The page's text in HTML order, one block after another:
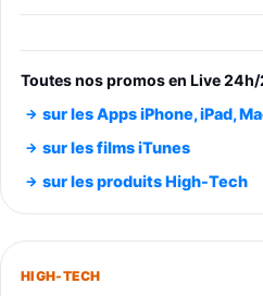
entraénement direct
trs/min) avec pre-
Smartphone
891,99€1199€Fnac
Smartphone
749,99€
Toutes nos promos en Live
sur les Apps iPhone, iPad,
sur les films iTunes
sur les produits High-Tech
HIGH-TECH